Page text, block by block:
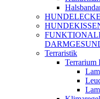
Terraristik
Terrarium